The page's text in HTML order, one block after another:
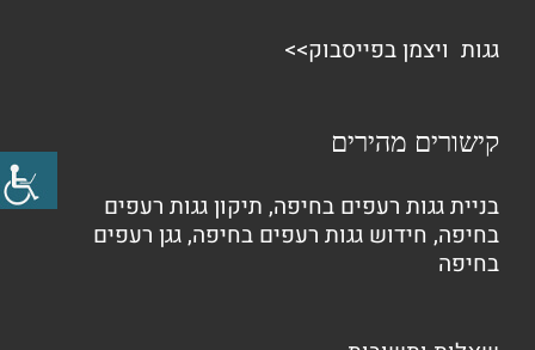
גגות ויצמן בפייסבוק>>
קישורים מהירים
בניית גגות רעפים בחיפה, תיקון גגות רעפים
בחיפה, חידוש גגות רעפים בחיפה,גגן רעפים
בחיפה